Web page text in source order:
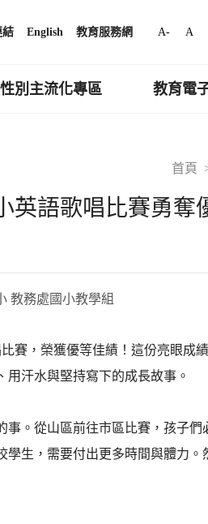
結 English 教育服務網 A- A
性別主流化專區 教育電
首頁
英語歌唱比賽勇奪
教務處國小教學組
賽，榮獲優等佳績！這份亮眼成
用汗水與堅持寫下的成長故事。
。從山區前往市區比賽，孩子們
生，需要付出更多時間與體力。